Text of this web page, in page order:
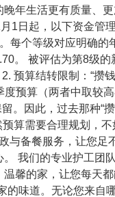
年生活更有质量、
1日起，以下资金
每个等级对应明确
。 被评估为第8级
预算结转限制：“攒
预算（两者中取较
因此，过去那种“
算需要合理规划，
与备餐服务，让您
我们的专业护工
馨的家，让您每天
味道。无论您来